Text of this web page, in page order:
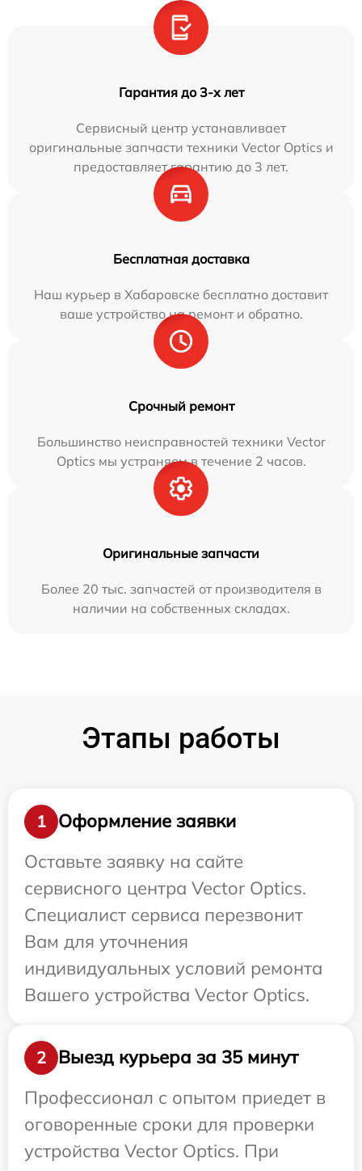
Гарантия до 3-х лет
Сервисный центр устанавливает
оригинальные запчасти техники Vector Optics и
предоставляет гарантию до 3 лет.
Бесплатная доставка
Наш курьер в Хабаровске бесплатно доставит
ваше устройство на ремонт и обратно.
Срочный ремонт
Большинство неисправностей техники Vector
Optics мы устраняем в течение 2 часов.
Оригинальные запчасти
Более 20 тыс. запчастей от производителя в
наличии на собственных складах.
Этапы работы
1
Оформление заявки
Оставьте заявку на сайте
сервисного центра Vector Optics.
Специалист сервиса перезвонит
Вам для уточнения
индивидуальных условий ремонта
Вашего устройства Vector Optics.
2
Выезд курьера за 35 минут
Профессионал с опытом приедет в
оговоренные сроки для проверки
устройства Vector Optics. При